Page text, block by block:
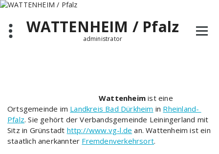
Zum
springenWATTENHEIM / Pfalz
administrator
Wattenheim ist eine
Ortsgemeinde im Landkreis Bad Dürkheim in Rheinland-
Pfalz. Sie gehört der Verbandsgemeinde Leiningerland mit
Sitz in Grünstadt http://www.vg-l.de an. Wattenheim ist ein
staatlich anerkannter Fremdenverkehrsort.